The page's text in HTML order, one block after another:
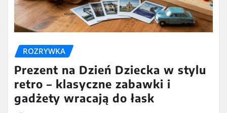
ROZRYWKA
Prezent na Dzień Dziecka w stylu
retro – klasyczne zabawki i
gadżety wracają do łask